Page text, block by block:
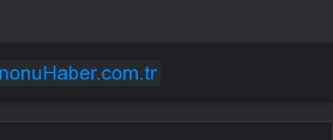
Trafik Yoğunluğu